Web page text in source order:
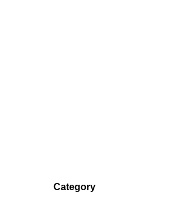
Category